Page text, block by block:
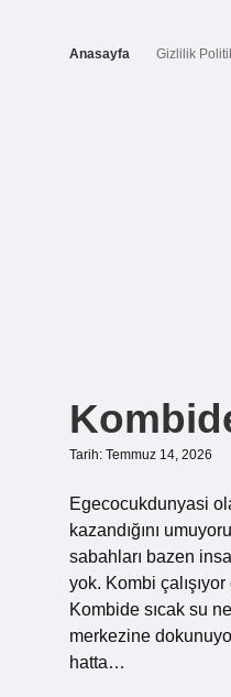
Anasayfa Gizlilik
Minik
Macera
Yazılar
Tarih: Temmuz 14, 2026
Egecocukdunyasi
kazandığını
sabahları bazen
yok. Kombi
Kombide sıcak su
merkezine
hatta…